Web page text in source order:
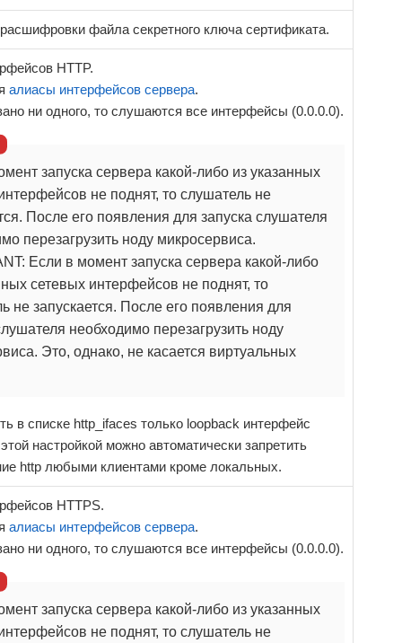
файла секретного ключа сертификата.
HTTP.
алиасы интерфейсов сервера.
ни одного, то слушаются все интерфейсы (0.0.0.0).
запуска сервера какой-либо из указанных
не поднят, то слушатель не
После его появления для запуска слушателя
перезагрузить ноду микросервиса.
Если в момент запуска сервера какой-либо
сетевых интерфейсов не поднят, то
не запускается. После его появления для
необходимо перезагрузить ноду
Это, однако, не касается виртуальных
в списке http_ifaces только loopback интерфейс
настройкой можно автоматически запретить
http любыми клиентами кроме локальных.
HTTPS.
алиасы интерфейсов сервера.
ни одного, то слушаются все интерфейсы (0.0.0.0).
запуска сервера какой-либо из указанных
не поднят, то слушатель не